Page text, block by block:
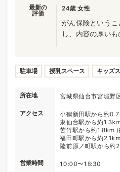
最新の
評価
24歳 女性
がん保険という
し、内容の厚い
駐車場 授乳スペース キッズ
所在地 宮城県仙台市宮城野
アクセス
小鶴新田駅から約
東仙台駅から約
苦竹駅から約1.8km
福田町駅から約
陸前原ノ町駅から約
営業時間 10:00〜18:30